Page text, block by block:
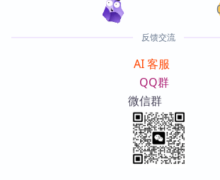
反馈交流
AI 客服
QQ群
微信群